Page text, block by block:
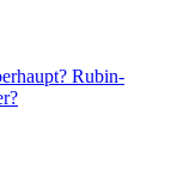
Rubin-